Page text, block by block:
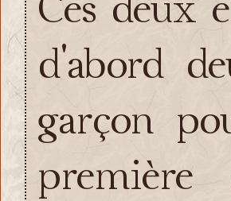
d'abord
garçon
première